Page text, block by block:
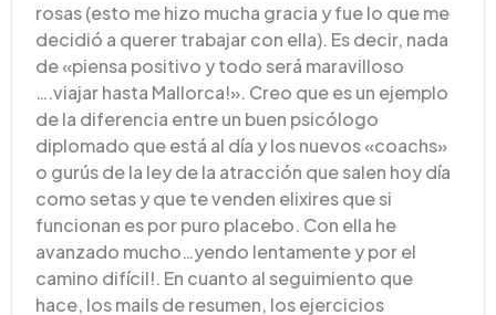
rosas (esto me hizo mucha gracia y fue lo que me
decidió a querer trabajar con ella). Es decir, nada
de «piensa positivo y todo será maravilloso
….viajar hasta Mallorca!». Creo que es un ejemplo
de la diferencia entre un buen psicólogo
diplomado que está al día y los nuevos «coachs»
o gurús de la ley de la atracción que salen hoy día
como setas y que te venden elixires que si
funcionan es por puro placebo. Con ella he
avanzado mucho…yendo lentamente y por el
camino difícil!. En cuanto al seguimiento que
hace, los mails de resumen, los ejercicios